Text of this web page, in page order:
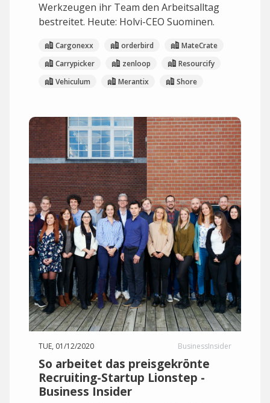
Werkzeugen ihr Team den Arbeitsalltag
bestreitet. Heute: Holvi-CEO Suominen.
Cargonexx orderbird
MateCrate
Carrypicker
zenloop
Resourcify
Vehiculum
Merantix Shore
TUE, 01/12/2020 BusinessInsider
So arbeitet das preisgekrönte
Recruiting-Startup Lionstep -
Business Insider